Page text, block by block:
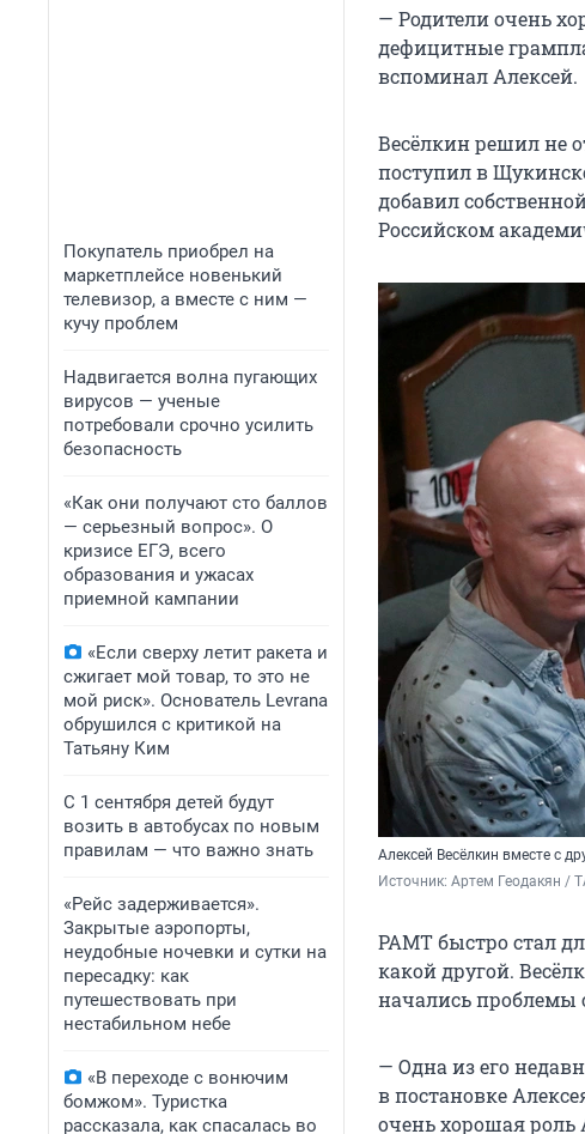
Покупатель приобрел на
маркетплейсе новенький
телевизор, а вместе с ним —
кучу проблем
Надвигается волна пугающих
вирусов — ученые
потребовали срочно усилить
безопасность
«Как они получают сто баллов
— серьезный вопрос». О
кризисе ЕГЭ, всего
образования и ужасах
приемной кампании
«Если сверху летит ракета и
сжигает мой товар, то это не
мой риск». Основатель Levrana
обрушился с критикой на
Татьяну Ким
С 1 сентября детей будут
возить в автобусах по новым
правилам — что важно знать
«Рейс задерживается».
Закрытые аэропорты,
неудобные ночевки и сутки на
пересадку: как
путешествовать при
нестабильном небе
«В переходе с вонючим
бомжом». Туристка
рассказала, как спасалась во
— Родители очень
дефицитные
вспоминал Алексей.
Весёлкин решил не
поступил в
добавил
Российском
Алексей Весёлкин вместе с
Источник: Артем Геодакян /
РАМТ быстро стал
какой другой.
начались проблемы
— Одна из его
в постановке
очень хорошая роль